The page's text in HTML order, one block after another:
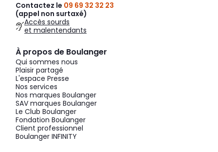
Contactez le 09 69 32 32 23
(appel non surtaxé)
Accès sourds
et malentendants
À propos de Boulanger
Qui sommes nous
Plaisir partagé
L'espace Presse
Nos services
Nos marques Boulanger
SAV marques Boulanger
Le Club Boulanger
Fondation Boulanger
Client professionnel
Boulanger INFINITY